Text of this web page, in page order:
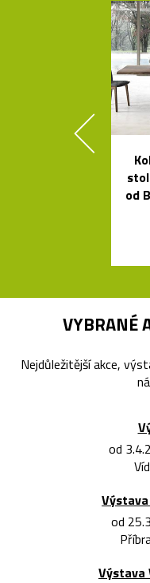
od
VYBRANÉ
Nejdůležitější akce,
od
od
Výstava